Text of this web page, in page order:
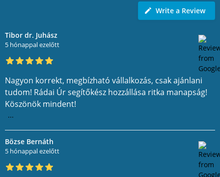
Write a Review
Tibor dr. Juhász
5 hónappal ezelőtt
Nagyon korrekt, megbízható vállalkozás, csak ajánlani
tudom! Rádai Úr segítőkész hozzállása ritka manapság!
Köszönök mindent!
...
Bözse Bernáth
5 hónappal ezelőtt